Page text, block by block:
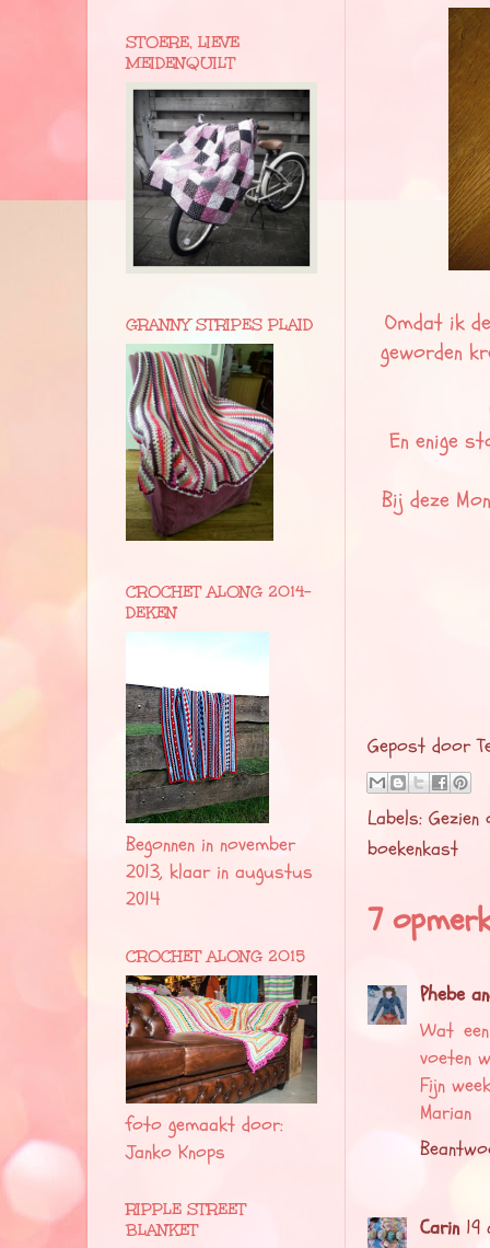
Omdat ik
geworden
En enige
Bij deze
Gepost door
Labels:
boekenkast
7
Phebe
Wat
voeten
Fijn
Marian
Carin
STOERE, LIEVE
MEIDENQUILT
GRANNY STRIPES PLAID
CROCHET ALONG 2014-
DEKEN
Begonnen in november
2013, klaar in augustus
2014
CROCHET ALONG 2015
foto gemaakt door:
Janko Knops
RIPPLE STREET
BLANKET